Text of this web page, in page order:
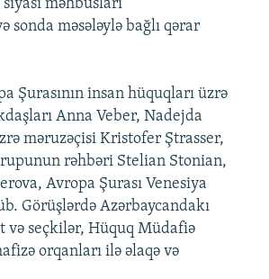
məhbusları
məsələylə bağlı qərar
Şurasının insan hüquqları üzrə
Anna Veber, Nadejda
məruzəçisi Kristofer Ştrasser,
rəhbəri Stelian Stonian,
Avropa Şurası Venesiya
Görüşlərdə Azərbaycandakı
və seçkilər, Hüquq Müdafiə
orqanları ilə əlaqə və